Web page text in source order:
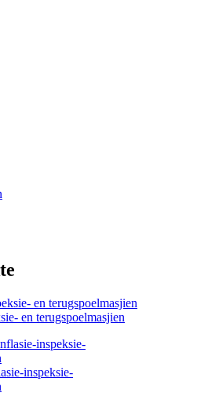
en terugspoelmasjien
inspeksie-